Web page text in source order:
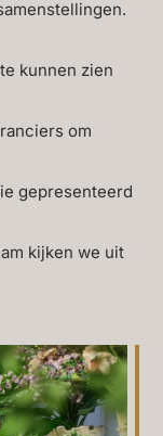
kunnen zien
om
gepresenteerd
kijken we uit